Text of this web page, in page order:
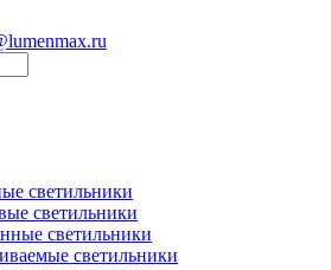
светильники
светильники
светильники
светильники